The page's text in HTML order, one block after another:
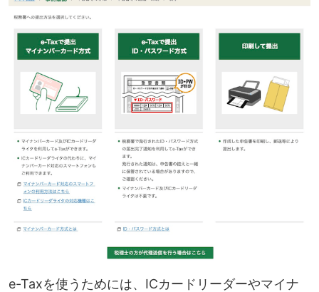
e-Taxを使うためには、ICカードリーダーやマイナ